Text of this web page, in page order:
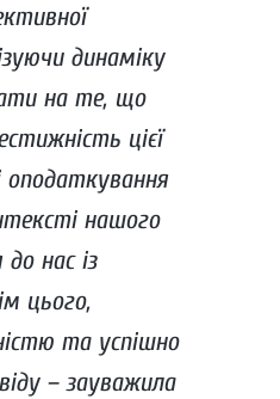
динаміку
на те, що
цієї
оподаткування
нашого
нас із
цього,
та успішно
– зауважила